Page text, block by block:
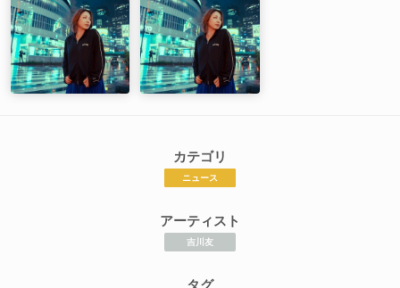
カテゴリ
ニュース
アーティスト
吉川友